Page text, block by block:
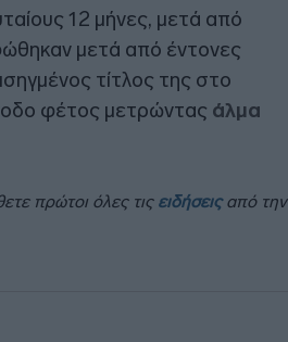
12 μήνες, μετά από
μετά από έντονες
τίτλος της στο
φέτος μετρώντας άλμα
πρώτοι όλες τις ειδήσειςαπό την